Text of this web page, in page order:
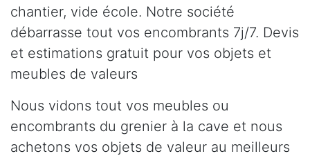
chantier, vide école. Notre société
débarrasse tout vos encombrants 7j/7. Devis
et estimations gratuit pour vos objets et
meubles de valeurs
Nous vidons tout vos meubles ou
encombrants du grenier à la cave et nous
achetons vos objets de valeur au meilleurs